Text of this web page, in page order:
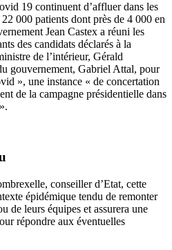
19 continuent d’affluer dans les
000 patients dont près de 4 000 en
Jean Castex a réuni les
des candidats déclarés à la
de l’intérieur, Gérald
gouvernement, Gabriel Attal, pour
», une instance « de concertation
de la campagne présidentielle dans
».
conseiller d’Etat, cette
épidémique tendu de remonter
de leurs équipes et assurera une
répondre aux éventuelles